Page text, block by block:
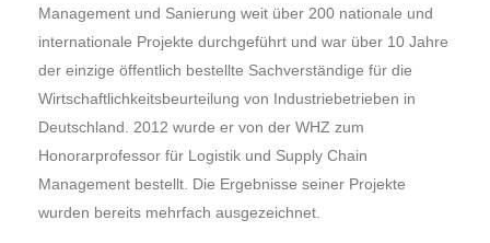
Management und Sanierung weit über 200 nationale und
internationale Projekte durchgeführt und war über 10 Jahre
der einzige öffentlich bestellte Sachverständige für die
Wirtschaftlichkeitsbeurteilung von Industriebetrieben in
Deutschland. 2012 wurde er von der WHZ zum
Honorarprofessor für Logistik und Supply Chain
Management bestellt. Die Ergebnisse seiner Projekte
wurden bereits mehrfach ausgezeichnet.